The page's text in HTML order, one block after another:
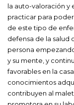
la auto-valoración
practicar para
de este tipo de
defensa de la salud
persona
y su mente, y
favorables en la
conocimientos
contribuyen al